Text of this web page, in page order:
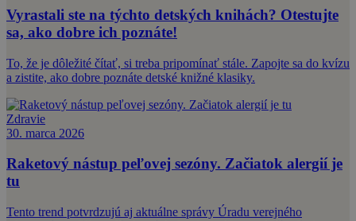
Vyrastali ste na týchto detských knihách? Otestujte
sa, ako dobre ich poznáte!
To, že je dôležité čítať, si treba pripomínať stále. Zapojte sa do kvízu
a zistite, ako dobre poznáte detské knižné klasiky.
Zdravie
30. marca 2026
Raketový nástup peľovej sezóny. Začiatok alergií je
tu
Tento trend potvrdzujú aj aktuálne správy Úradu verejného